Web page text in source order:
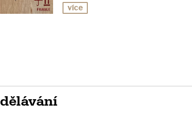
více